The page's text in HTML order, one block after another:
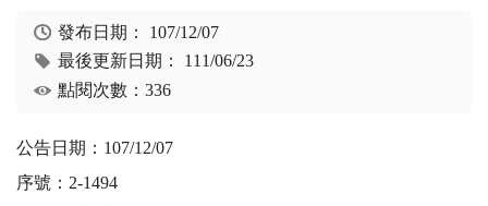
發布日期： 107/12/07
最後更新日期： 111/06/23
點閱次數：336
公告日期：107/12/07
序號：2-1494